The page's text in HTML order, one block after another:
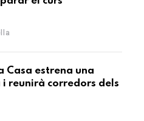
Casa estrena una
reunirà corredors dels